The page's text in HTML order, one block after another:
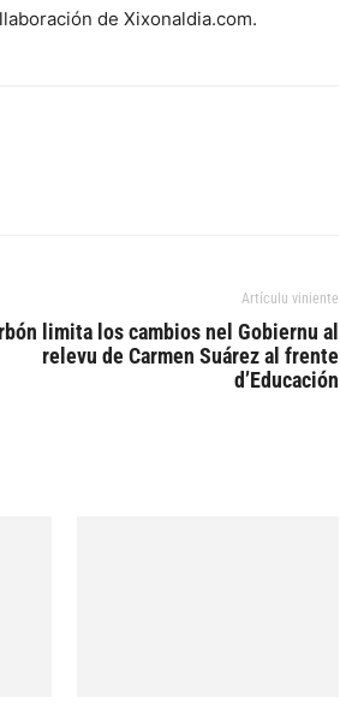
de Xixonaldia.com.
Artículu viniente
limita los cambios nel Gobiernu al
relevu de Carmen Suárez al frente
d’Educación